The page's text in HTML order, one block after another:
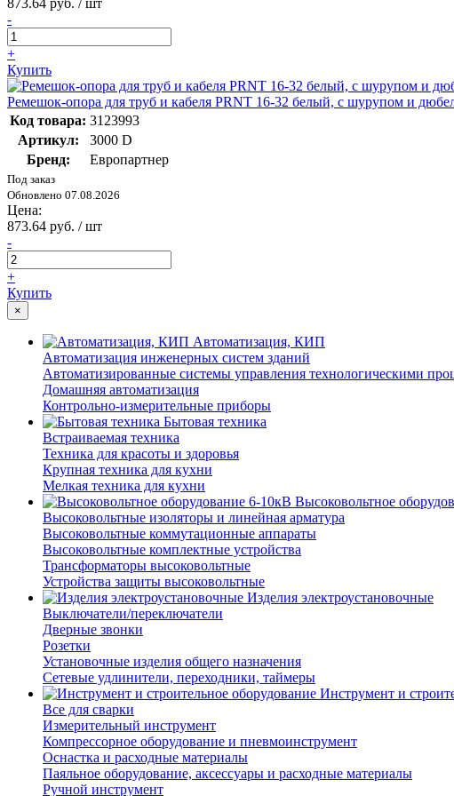
873.64 руб. / шт
-
+
Купить
Ремешок-опора для труб и кабеля PRNT 16-32 белый, с шурупом и
Код товара: 3123993
Артикул:
3000 D
Бренд:
Европартнер
Под заказ
Обновлено 07.08.2026
Цена:
873.64 руб. / шт
-
+
Купить
×
Автоматизация, КИП
Автоматизация инженерных систем зданий
Автоматизированные системы управления технологическими
Домашняя автоматизация
Контрольно-измерительные приборы
Бытовая техника
Встраиваемая техника
Техника для красоты и здоровья
Крупная техника для кухни
Мелкая техника для кухни
Высоковольтное
Высоковольтные изоляторы и линейная арматура
Высоковольтные коммутационные аппараты
Высоковольтные комплектные устройства
Трансформаторы высоковольтные
Устройства защиты высоковольтные
Изделия электроустановочные
Выключатели/переключатели
Дверные звонки
Розетки
Установочные изделия общего назначения
Сетевые удлинители, переходники, таймеры
Инструмент и
Все для сварки
Измерительный инструмент
Компрессорное оборудование и пневмоинструмент
Оснастка и расходные материалы
Паяльное оборудование, аксессуары и расходные материалы
Ручной инструмент